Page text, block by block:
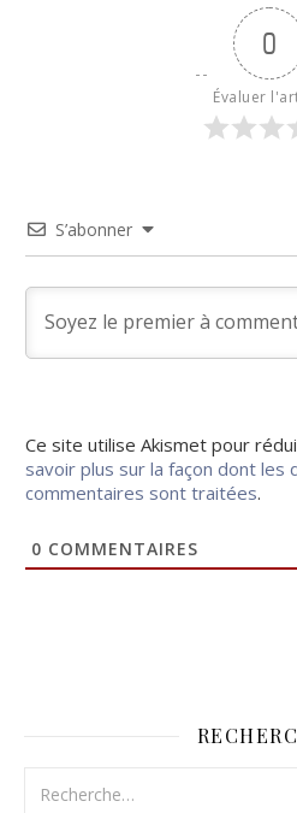
0
Évaluer
S’abonner
Ce site utilise Akismet pour
savoir plus sur la façon dont les
commentaires sont traitées.
0 COMMENTAIRES